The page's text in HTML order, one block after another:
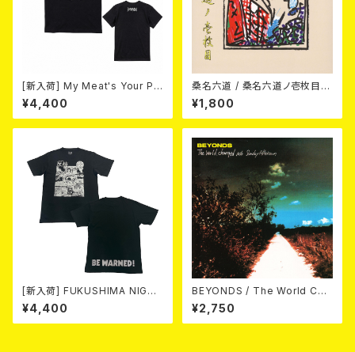
[新入荷] My Meat's Your Po
ison -あんたにゃ毒でもオイラ
にゃ薬- / BLACK T-shirt (S
～XL)
¥4,400
桑名六道 / 桑名六道ノ壱枚目
(CD)
¥1,800
[新入荷] FUKUSHIMA NIGHT
MARE Tee -MISERY editio
n- (SMOKE BLACK)
¥4,400
BEYONDS / The World Cha
nged Into Sunday Afternoo
n 10"＋CD＋DVD
¥2,750